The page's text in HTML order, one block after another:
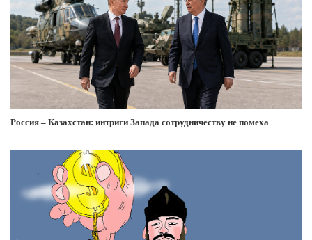
Россия – Казахстан: интриги Запада сотрудничеству не помеха